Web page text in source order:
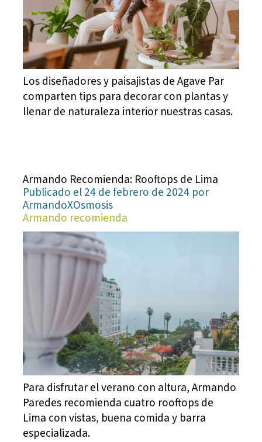
Los diseñadores y paisajistas de Agave Par
comparten tips para decorar con plantas y
llenar de naturaleza interior nuestras casas.
Armando Recomienda: Rooftops de Lima
Publicado el 24 de febrero de 2024 por
ArmandoXOsmosis
Armando recomienda
Para disfrutar el verano con altura, Armando
Paredes recomienda cuatro rooftops de
Lima con vistas, buena comida y barra
especializada.